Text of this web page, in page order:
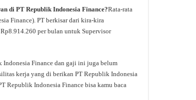
di PT Republik Indonesia Finance?Rata-rata
Finance). PT berkisar dari kira-kira
per bulan untuk Supervisor
Finance dan gaji ini juga belum
kerja yang di berikan PT Republik Indonesia
Republik Indonesia Finance bisa kamu baca